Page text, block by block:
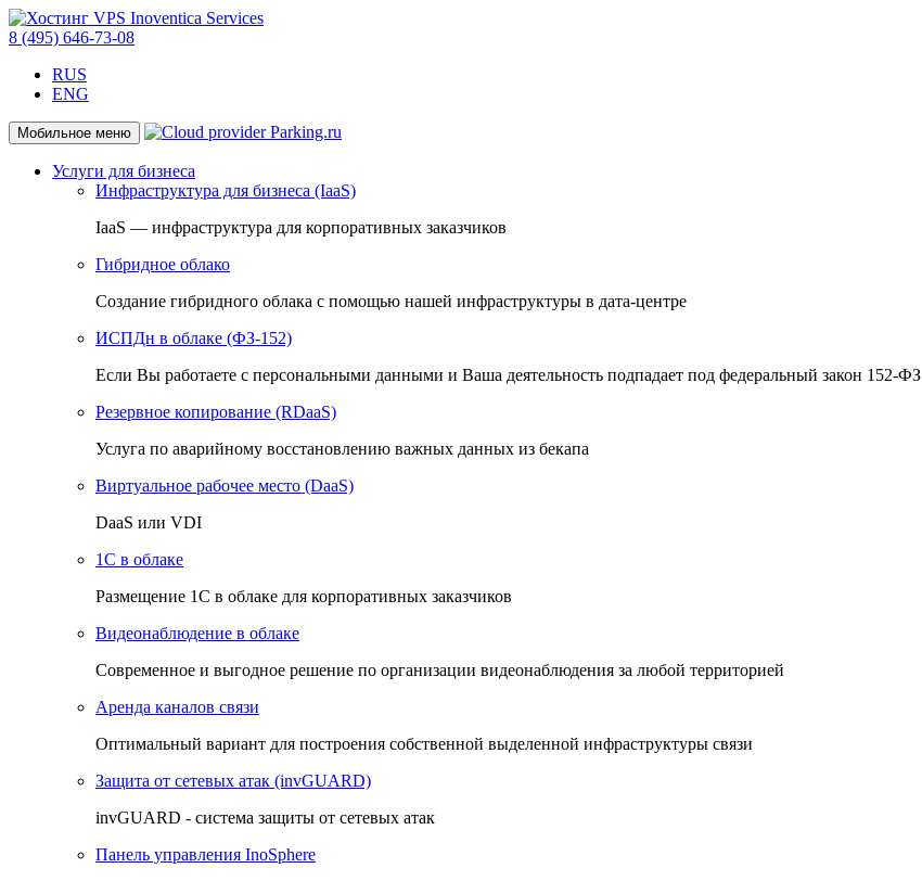
8 (495) 646-73-08
RUS
ENG
Мобильное меню
Услуги для бизнеса
Инфраструктура для бизнеса (IaaS)
IaaS — инфраструктура для корпоративных заказчиков
Гибридное облако
Создание гибридного облака с помощью нашей инфраструктуры в дата-центре
ИСПДн в облаке (ФЗ-152)
Если Вы работаете с персональными данными и Ваша деятельность подпадает под федеральный закон 152-ФЗ
Резервное копирование (RDaaS)
Услуга по аварийному восстановлению важных данных из бекапа
Виртуальное рабочее место (DaaS)
DaaS или VDI
1C в облаке
Размещение 1С в облаке для корпоративных заказчиков
Видеонаблюдение в облаке
Cовременное и выгодное решение по организации видеонаблюдения за любой территорией
Аренда каналов связи
Оптимальный вариант для построения собственной выделенной инфраструктуры связи
Защита от сетевых атак (invGUARD)
invGUARD - система защиты от сетевых атак
Панель управления InoSphere